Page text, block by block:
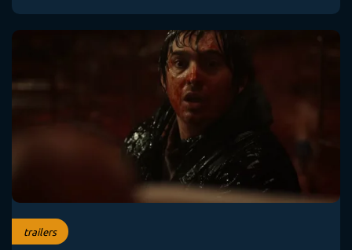
trailers